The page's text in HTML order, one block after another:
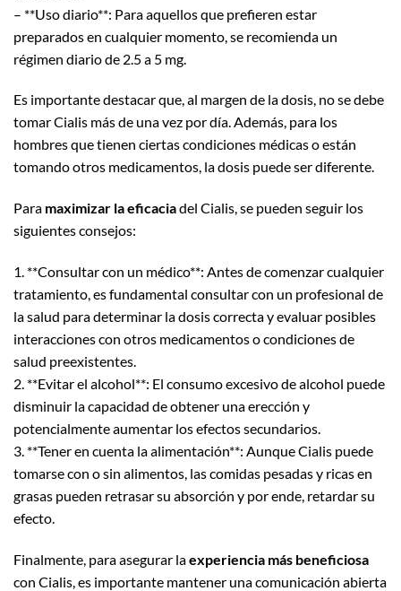
– **Uso diario**: Para aquellos que prefieren estar
preparados en cualquier momento, se recomienda un
régimen diario de 2.5 a 5 mg.
Es importante destacar que, al margen de la dosis, no se debe
tomar Cialis más de una vez por día. Además, para los
hombres que tienen ciertas condiciones médicas o están
tomando otros medicamentos, la dosis puede ser diferente.
Para maximizar la eficaciadel Cialis, se pueden seguir los
siguientes consejos:
1. **Consultar con un médico**: Antes de comenzar cualquier
tratamiento, es fundamental consultar con un profesional de
la salud para determinar la dosis correcta y evaluar posibles
interacciones con otros medicamentos o condiciones de
salud preexistentes.
2. **Evitar el alcohol**: El consumo excesivo de alcohol puede
disminuir la capacidad de obtener una erección y
potencialmente aumentar los efectos secundarios.
3. **Tener en cuenta la alimentación**: Aunque Cialis puede
tomarse con o sin alimentos, las comidas pesadas y ricas en
grasas pueden retrasar su absorción y por ende, retardar su
efecto.
Finalmente, para asegurar laexperiencia más beneficiosa
con Cialis, es importante mantener una comunicación abierta